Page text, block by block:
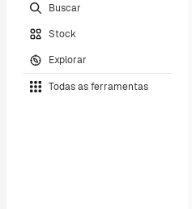
Buscar
Stock
Explorar
Todas as ferramentas